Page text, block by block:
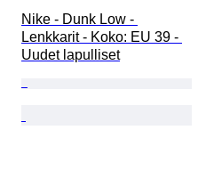
Nike - Dunk Low -
Lenkkarit - Koko: EU 39 -
Uudet lapulliset